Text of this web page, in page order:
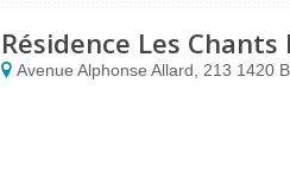
Résidence Les Chants
Avenue Alphonse Allard, 213 1420